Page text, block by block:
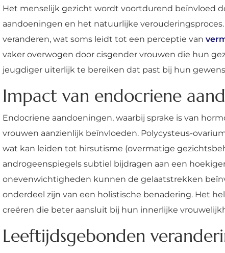
Het menselijk gezicht wordt voortdurend beïnvloed
aandoeningen en het natuurlijke
veranderen, wat soms leidt tot een perceptie van
vaker overwogen door cisgender vrouwen die hun
jeugdiger uiterlijk te bereiken dat past bij hun
Impact van endocriene
Endocriene aandoeningen, waarbij sprake is van
vrouwen aanzienlijk beïnvloeden. Polycysteus-
wat kan leiden tot hirsutisme (overmatige
androgeenspiegels subtiel bijdragen aan een
onevenwichtigheden kunnen de gelaatstrekken
onderdeel zijn van een holistische benadering. Het
creëren die beter aansluit bij hun innerlijke
Leeftijdsgebonden